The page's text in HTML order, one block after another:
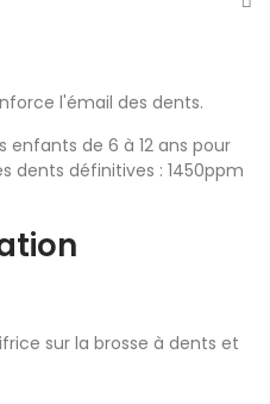
l'émail des dents.
de 6 à 12 ans pour
dents définitives : 1450ppm
sur la brosse à dents et